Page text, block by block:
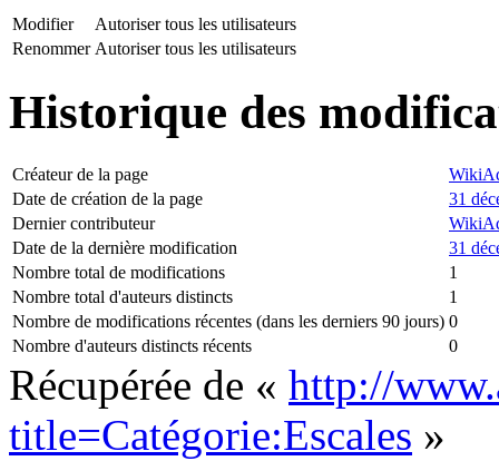
Modifier
Autoriser tous les utilisateurs
Renommer Autoriser tous les utilisateurs
Historique des
Créateur de la page
Date de création de la page
31
Dernier contributeur
Date de la dernière modification
31
Nombre total de modifications
1
Nombre total d'auteurs distincts
1
Nombre de modifications récentes (dans les derniers 90 jours) 0
Nombre d'auteurs distincts récents
0
Récupérée de « http://
title=Catégorie:Escales »